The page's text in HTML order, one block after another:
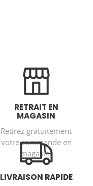
RETRAIT EN
MAGASIN
Retirez gratuitement
votre commande en
magasin.
LIVRAISON RAPIDE